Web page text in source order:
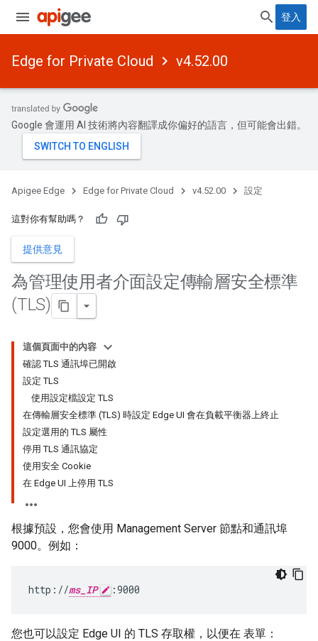
登入
Edge for Private Cloud v4.52.00
Google 會運用 AI 技術將內容翻譯成你偏好的語言，但可能會出錯。
Apigee Edge Edge for Private Cloud v4.52.00 設定
這對你有幫助嗎？
提供意見
為管理使用者介面設定傳輸層安全標準
(TLS)
這個頁面中的內容
確認 TLS 通訊埠已開啟
設定 TLS
使用設定檔設定 TLS
在傳輸層安全標準 (TLS) 時設定 Edge UI 會在負載平衡器上終止
設定選用的 TLS 屬性
停用 TLS 通訊協定
使用安全 Cookie
在 Edge UI 上停用 TLS
根據預設，您會使用 Management Server 節點和通訊埠
9000。例如：
http://ms_IP :9000
您也可以設定 Edge UI 的 TLS 存取權，以便在 表單：